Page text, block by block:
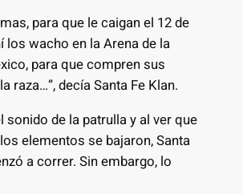
para que le caigan el 12 de
los wacho en la Arena de la
para que compren sus
raza…”, decía Santa Fe Klan.
sonido de la patrulla y al ver que
elementos se bajaron, Santa
a correr. Sin embargo, lo